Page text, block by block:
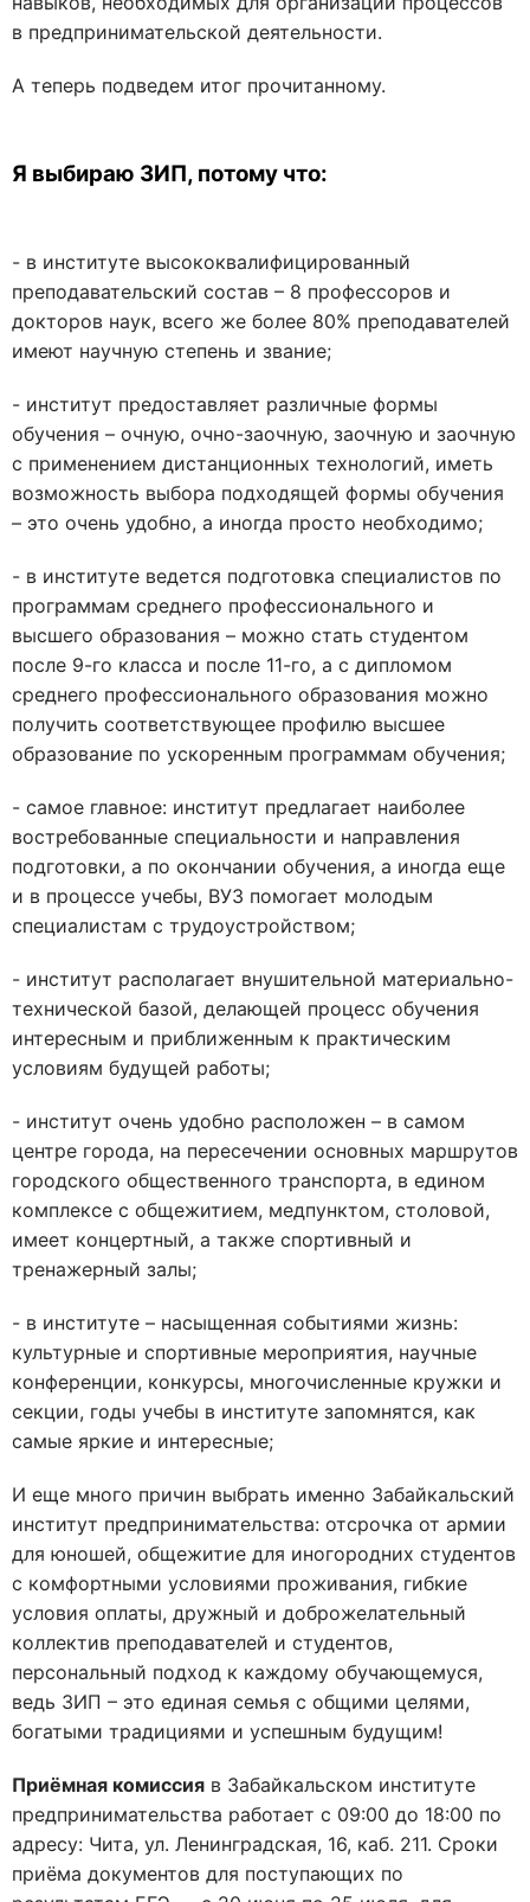
в предпринимательской деятельности.
А теперь подведем итог прочитанному.
Я выбираю ЗИП, потому что:
- в институте высококвалифицированный
преподавательский состав – 8 профессоров и
докторов наук, всего же более 80% преподавателей
имеют научную степень и звание;
- институт предоставляет различные формы
обучения – очную, очно-заочную, заочную и заочную
с применением дистанционных технологий, иметь
возможность выбора подходящей формы обучения
– это очень удобно, а иногда просто необходимо;
- в институте ведется подготовка специалистов по
программам среднего профессионального и
высшего образования – можно стать студентом
после 9-го класса и после 11-го, а с дипломом
среднего профессионального образования можно
получить соответствующее профилю высшее
образование по ускоренным программам обучения;
- самое главное: институт предлагает наиболее
востребованные специальности и направления
подготовки, а по окончании обучения, а иногда еще
и в процессе учебы, ВУЗ помогает молодым
специалистам с трудоустройством;
- институт располагает внушительной материально-
технической базой, делающей процесс обучения
интересным и приближенным к практическим
условиям будущей работы;
- институт очень удобно расположен – в самом
центре города, на пересечении основных маршрутов
городского общественного транспорта, в едином
комплексе с общежитием, медпунктом, столовой,
имеет концертный, а также спортивный и
тренажерный залы;
- в институте – насыщенная событиями жизнь:
культурные и спортивные мероприятия, научные
конференции, конкурсы, многочисленные кружки и
секции, годы учебы в институте запомнятся, как
самые яркие и интересные;
И еще много причин выбрать именно Забайкальский
институт предпринимательства: отсрочка от армии
для юношей, общежитие для иногородних студентов
с комфортными условиями проживания, гибкие
условия оплаты, дружный и доброжелательный
коллектив преподавателей и студентов,
персональный подход к каждому обучающемуся,
ведь ЗИП – это единая семья с общими целями,
богатыми традициями и успешным будущим!
Приёмная комиссия в Забайкальском институте
предпринимательства работает с 09:00 до 18:00 по
адресу: Чита, ул. Ленинградская, 16, каб. 211. Сроки
приёма документов для поступающих по